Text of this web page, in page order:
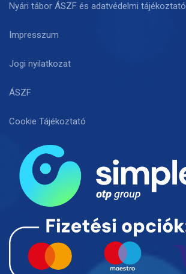
Nyári tábor ÁSZF és adatvédelmi tájékoztató
Impresszum
Jogi nyilatkozat
ÁSZF
Cookie Tájékoztató